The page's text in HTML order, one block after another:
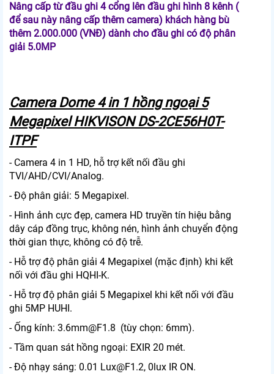
Nâng cấp từ đầu ghi 4 cổng lên đầu ghi hình 8 kênh (
để sau này nâng cấp thêm camera) khách hàng bù
thêm 2.000.000 (VNĐ) dành cho đầu ghi có độ phân
giải 5.0MP
Camera Dome 4 in 1 hồng ngoại 5
Megapixel HIKVISON DS-2CE56H0T-
ITPF
- Camera 4 in 1 HD, hỗ trợ kết nối đầu ghi
TVI/AHD/CVI/Analog.
- Độ phân giải: 5 Megapixel.
- Hình ảnh cực đẹp, camera HD truyền tín hiệu bằng
dây cáp đồng trục, không nén, hình ảnh chuyển động
thời gian thực, không có độ trễ.
- Hỗ trợ độ phân giải 4 Megapixel (mặc định) khi kết
nối với đầu ghi HQHI-K.
- Hỗ trợ độ phân giải 5 Megapixel khi kết nối với đầu
ghi 5MP HUHI.
- Ống kính: 3.6mm@F1.8 (tùy chọn: 6mm).
- Tầm quan sát hồng ngoại: EXIR 20 mét.
- Độ nhạy sáng: 0.01 Lux@F1.2, 0lux IR ON.